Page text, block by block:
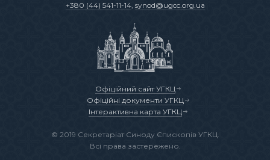
+380 (44) 541-11-14, synod@ugcc.org.ua
Офіційний сайт УГКЦ
Офіційні документи УГКЦ
Інтерактивна карта УГКЦ
© 2019 Секретаріат Синоду Єпископів УГКЦ.
Всі права застережено.